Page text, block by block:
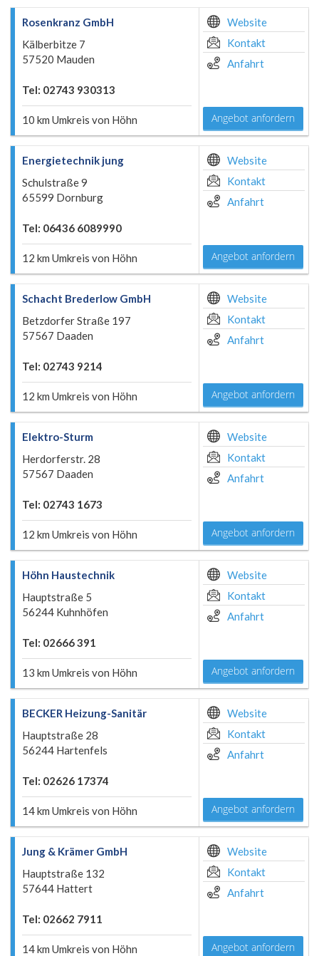
Rosenkranz GmbH
Kälberbitze 7
57520 Mauden
Tel: 02743 930313
10 km Umkreis von Höhn
Website
Kontakt
Anfahrt
Angebot anfordern
Energietechnik jung
Schulstraße 9
65599 Dornburg
Tel: 06436 6089990
12 km Umkreis von Höhn
Website
Kontakt
Anfahrt
Angebot anfordern
Schacht Brederlow GmbH
Betzdorfer Straße 197
57567 Daaden
Tel: 02743 9214
12 km Umkreis von Höhn
Website
Kontakt
Anfahrt
Angebot anfordern
Elektro-Sturm
Herdorferstr. 28
57567 Daaden
Tel: 02743 1673
12 km Umkreis von Höhn
Website
Kontakt
Anfahrt
Angebot anfordern
Höhn Haustechnik
Hauptstraße 5
56244 Kuhnhöfen
Tel: 02666 391
13 km Umkreis von Höhn
Website
Kontakt
Anfahrt
Angebot anfordern
BECKER Heizung-Sanitär
Hauptstraße 28
56244 Hartenfels
Tel: 02626 17374
14 km Umkreis von Höhn
Website
Kontakt
Anfahrt
Angebot anfordern
Jung & Krämer GmbH
Hauptstraße 132
57644 Hattert
Tel: 02662 7911
14 km Umkreis von Höhn
Website
Kontakt
Anfahrt
Angebot anfordern